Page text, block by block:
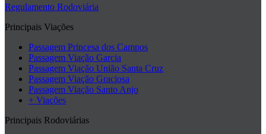
Regulamento Rodoviária
Principais Viações
Passagem Princesa dos Campos
Passagem Viação Garcia
Passagem Viação União Santa Cruz
Passagem Viação Graciosa
Passagem Viação Santo Anjo
+ Viações
Principais Rodoviárias